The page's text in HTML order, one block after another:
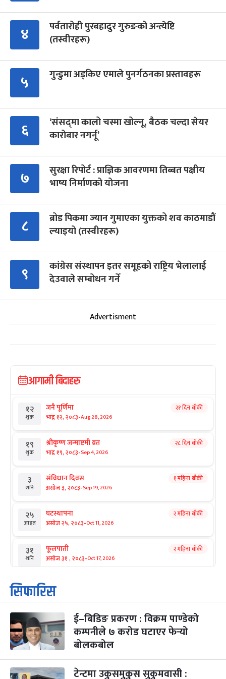
४
पर्वतारोही पुरबहादुर गुरुङको अन्त्येष्टि
(तस्वीरहरू)
५ गुन्डुमा अड्किए एमाले पुनर्गठनका प्रस्तावहरू
६
‘संसद्‍मा कालो चस्मा खोल्नू, बैठक चल्दा सेयर
कारोबार नगर्नू’
७
सुरक्षा रिपोर्ट : प्राज्ञिक आवरणमा तिब्बत पक्षीय
भाष्य निर्माणको योजना
८
ब्रोड पिकमा ज्यान गुमाएका युक्तको शव काठमाडौं
ल्याइयो (तस्वीरहरू)
९
कांग्रेस संस्थापन इतर समूहको राष्ट्रिय भेलालाई
देउवाले सम्बोधन गर्ने
Advertisment
आगामी बिदाहरु
१२
शुक्र
जनै पूर्णिमा
भाद्र १२, २०८३-Aug 28, 2026
२१ दिन बाँकी
१९
शुक्र
श्रीकृष्ण जन्माष्टमी व्रत
भाद्र १९, २०८३-Sep 4, 2026
२८ दिन बाँकी
३
शनि
संविधान दिवस
असोज ३, २०८३-Sep 19, 2026
१ महिना बाँकी
२५
आइत
घटस्थापना
असोज २५, २०८३-Oct 11, 2026
२ महिना बाँकी
३१
शनि
फूलपाती
असोज ३१ , २०८३-Oct 17, 2026
२ महिना बाँकी
१
आइत
कार्तिक सङ्क्रान्ति
कार्तिक १, २०८३
३
मंगल
महानवमी
कार्तिक ३, २०८३-Oct 20, 2026
२ महिना बाँकी
४
सिफारिस
ई–बिडिङ प्रकरण : विक्रम पाण्डेको
कम्पनीले ७ करोड घटाएर फेर्‍यो
बोलकबोल
टेन्टमा उकुसमुकुस सुकुमवासी :